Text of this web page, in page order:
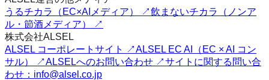
うるチカラ（EC×AIメディア） ↗飲まないチカラ（ノンア
ル・節酒メディア） ↗
株式会社ALSEL
ALSEL コーポレートサイト ↗ALSEL EC AI（EC × AI コン
サル） ↗ALSELへのお問い合わせ ↗サイトに関する問い合
わせ：info@alsel.co.jp